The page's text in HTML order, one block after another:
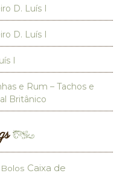
D. Luís I
D. Luís I
I
e Rum – Tachos e
Britânico
Bolos Caixa de